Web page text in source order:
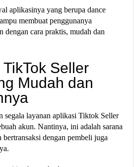
aplikasinya yang berupa dance
membuat penggunanya
dengan cara praktis, mudah dan
Seller
Mudah dan
segala layanan aplikasi Tiktok Seller
akun. Nantinya, ini adalah sarana
dengan pembeli juga